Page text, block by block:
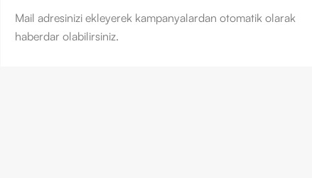
Mail adresinizi ekleyerek kampanyalardan otomatik olarak
haberdar olabilirsiniz.